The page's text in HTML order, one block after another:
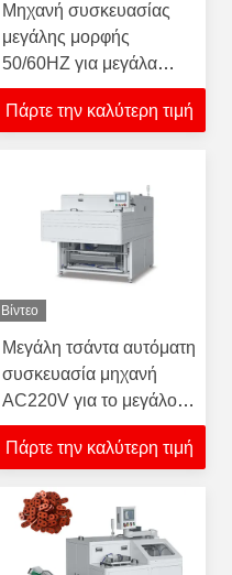
Μηχανή συσκευασίας
μεγάλης μορφής
50/60HZ για μεγάλα
προϊόντα
Πάρτε την καλύτερη τιμή
Βίντεο
Μεγάλη τσάντα αυτόματη
συσκευασία μηχανή
AC220V για το μεγάλο
πακέτο προϊόντος
Πάρτε την καλύτερη τιμή